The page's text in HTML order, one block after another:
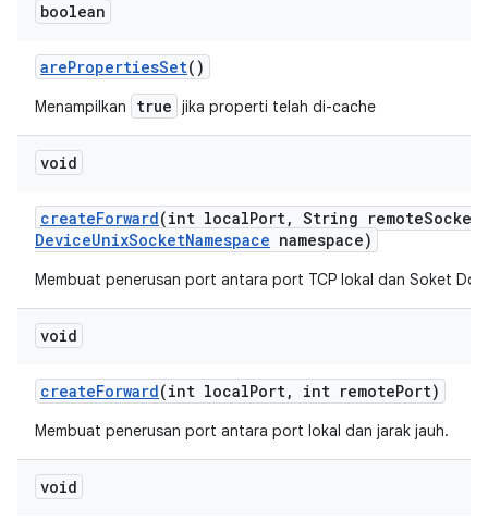
boolean
arePropertiesSet()
Menampilkan true jika properti telah di-cache
void
createForward(int localPort, String remoteSocket
DeviceUnixSocketNamespace namespace)
Membuat penerusan port antara port TCP lokal dan Soket
void
createForward(int localPort, int remotePort)
Membuat penerusan port antara port lokal dan jarak jauh.
void